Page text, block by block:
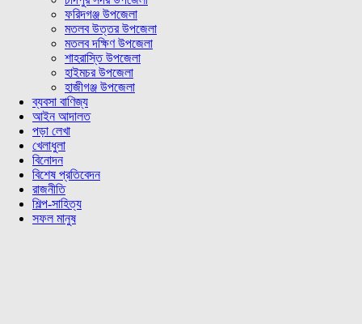
ফরিদগঞ্জ উপজেলা
মতলব উত্তর উপজেলা
মতলব দক্ষিণ উপজেলা
শাহরাস্তি উপজেলা
হাইমচর উপজেলা
হাজীগঞ্জ উপজেলা
ব্যবসা বাণিজ্য
আইন আদালত
পড়া লেখা
খেলাধুলা
বিনোদন
বিশেষ প্রতিবেদন
রাজনীতি
শিল্প-সাহিত্য
সফল মানুষ